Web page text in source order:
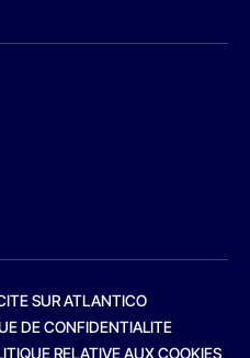
SUR ATLANTICO
DE CONFIDENTIALITE
RELATIVE AUX COOKIES